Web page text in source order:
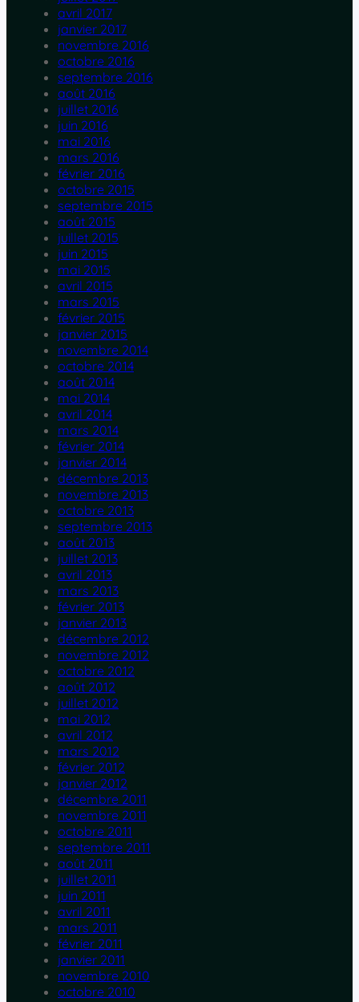
avril 2017
janvier 2017
novembre 2016
octobre 2016
septembre 2016
août 2016
juillet 2016
juin 2016
mai 2016
mars 2016
février 2016
octobre 2015
septembre 2015
août 2015
juillet 2015
juin 2015
mai 2015
avril 2015
mars 2015
février 2015
janvier 2015
novembre 2014
octobre 2014
août 2014
mai 2014
avril 2014
mars 2014
février 2014
janvier 2014
décembre 2013
novembre 2013
octobre 2013
septembre 2013
août 2013
juillet 2013
avril 2013
mars 2013
février 2013
janvier 2013
décembre 2012
novembre 2012
octobre 2012
août 2012
juillet 2012
mai 2012
avril 2012
mars 2012
février 2012
janvier 2012
décembre 2011
novembre 2011
octobre 2011
septembre 2011
août 2011
juillet 2011
juin 2011
avril 2011
mars 2011
février 2011
janvier 2011
novembre 2010
octobre 2010